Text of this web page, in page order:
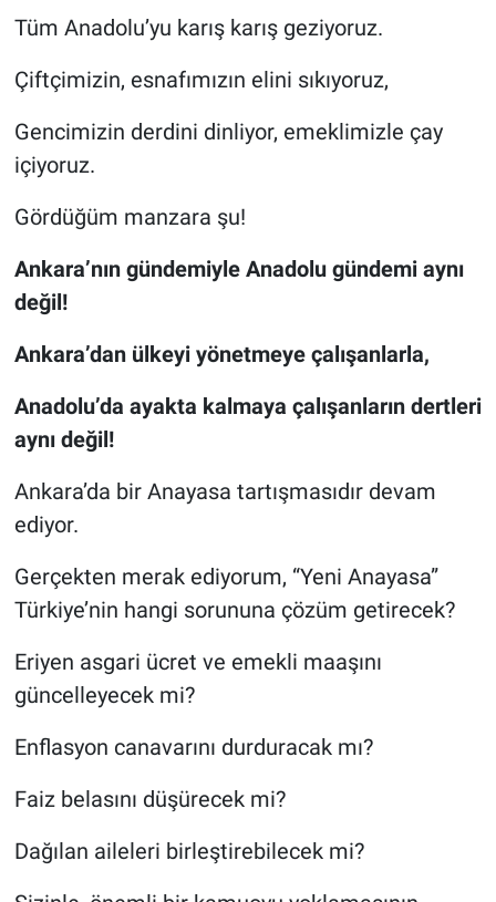
Tüm Anadolu’yu karış karış geziyoruz.
Çiftçimizin, esnafımızın elini sıkıyoruz,
Gencimizin derdini dinliyor, emeklimizle çay
içiyoruz.
Gördüğüm manzara şu!
Ankara’nın gündemiyle Anadolu gündemi aynı
değil!
Ankara’dan ülkeyi yönetmeye çalışanlarla,
Anadolu’da ayakta kalmaya çalışanların dertleri
aynı değil!
Ankara’da bir Anayasa tartışmasıdır devam
ediyor.
Gerçekten merak ediyorum, “Yeni Anayasa”
Türkiye’nin hangi sorununa çözüm getirecek?
Eriyen asgari ücret ve emekli maaşını
güncelleyecek mi?
Enflasyon canavarını durduracak mı?
Faiz belasını düşürecek mi?
Dağılan aileleri birleştirebilecek mi?